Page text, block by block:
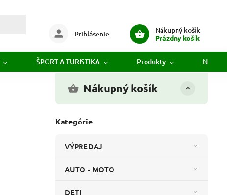
Nákupný košík
Prázdny košík
Prihlásenie
ŠPORT A TURISTIKA Produkty
Nákupný košík
Kategórie
VÝPREDAJ
AUTO - MOTO
DETI